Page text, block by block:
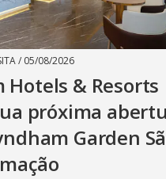
/ 05/08/2026
Hotels & Resorts
próxima
Garden